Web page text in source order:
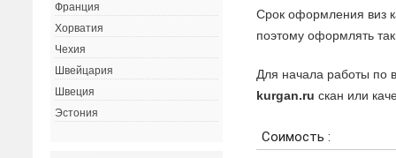
Срок оформления виз
поэтому оформлять
Для начала работы по
kurgan.ru скан или
Франция
Хорватия
Чехия
Швейцария
Швеция
Эстония